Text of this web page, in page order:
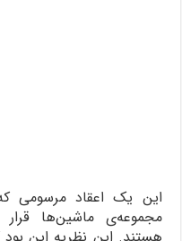
این یک اعقاد مرسومی
مجموعه‌ی ماشین‌ها قرار